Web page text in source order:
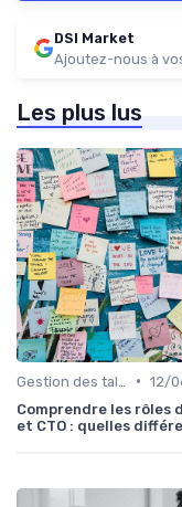
DSI Market
Ajoutez-nous à
Les plus lus
• 12/
Comprendre les rôles
et CTO : quelles